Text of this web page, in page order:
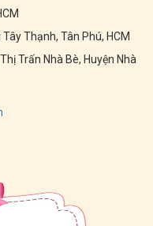
Thạnh, Tân Phú, HCM
Trấn Nhà Bè, Huyện Nhà